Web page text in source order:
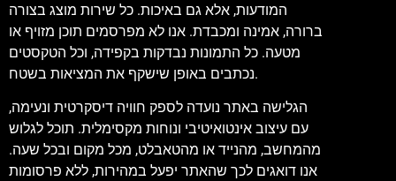
המודעות, אלא גם באיכות. כל שירות מוצג בצורה
ברורה, אמינה ומכבדת. אנו לא מפרסמים תוכן מזויף או
מטעה. כל התמונות נבדקות בקפידה, וכל הטקסטים
נכתבים באופן שישקף את המציאות בשטח.
הגלישה באתר נועדה לספק חוויה דיסקרטית ונעימה,
עם עיצוב אינטואיטיבי ונוחות מקסימלית. תוכל לגלוש
מהמחשב, מהנייד או מהטאבלט, מכל מקום ובכל שעה.
אנו דואגים לכך שהאתר יפעל במהירות, ללא פרסומות